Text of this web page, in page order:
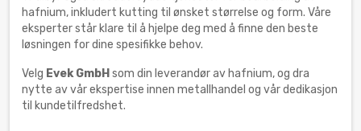
hafnium, inkludert kutting til ønsket størrelse og form. Våre
eksperter står klare til å hjelpe deg med å finne den beste
løsningen for dine spesifikke behov.
Velg Evek GmbH som din leverandør av hafnium, og dra
nytte av vår ekspertise innen metallhandel og vår dedikasjon
til kundetilfredshet.